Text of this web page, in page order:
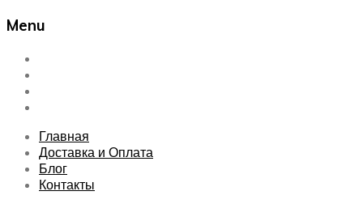
Menu
Skip
content
Главная
Доставка и Оплата
Блог
Контакты